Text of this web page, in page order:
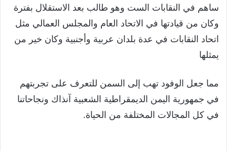
ساهم في النقابات الست وهو طالب بعد الاستقلال بفترة
وكان من قيادتها في الاتحاد العام والمجلس العمالي مثل
اتحاد النقابات في عدة بلدان عربية وأجنبية وكان خير من
يمثلها
مما جعل الوفود تهب إلى السمن للتعرف على تجربتهم
في جمهورية اليمن الديمقراطية الشعبية آنذاك ونجاحاتنا
في كل المجالات المختلفة من الحياة.